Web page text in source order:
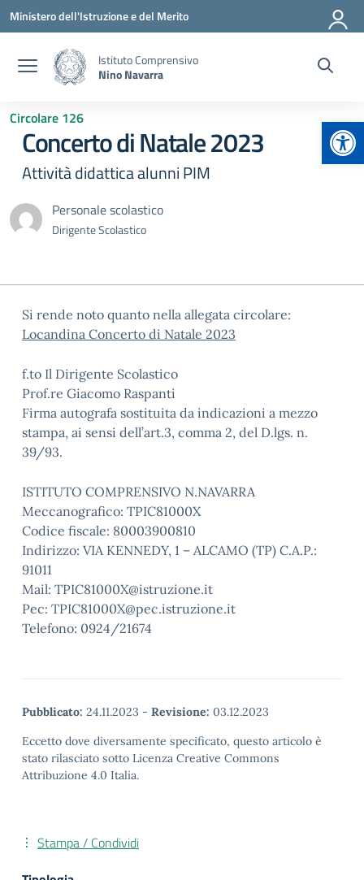
Vai ai contenuti
Vai al menu di navigazione
Vai al footer
Ministero dell'Istruzione e del Merito
Istituto Comprensivo
Nino Navarra
Circolare 126
Concerto di Natale 2023
Attività didattica alunni PIM
Personale scolastico
Dirigente Scolastico
Si rende noto quanto nella allegata circolare:
Locandina Concerto di Natale 2023
f.to Il Dirigente Scolastico
Prof.re Giacomo Raspanti
Firma autografa sostituita da indicazioni a mezzo
stampa, ai sensi dell’art.3, comma 2, del D.lgs. n.
39/93.
ISTITUTO COMPRENSIVO N.NAVARRA
Meccanografico: TPIC81000X
Codice fiscale: 80003900810
Indirizzo: VIA KENNEDY, 1 – ALCAMO (TP) C.A.P.:
91011
Mail: TPIC81000X@istruzione.it
Pec: TPIC81000X@pec.istruzione.it
Telefono: 0924/21674
Pubblicato: 24.11.2023 - Revisione: 03.12.2023
Eccetto dove diversamente specificato, questo articolo è
stato rilasciato sotto Licenza Creative Commons
Attribuzione 4.0 Italia.
Stampa / Condividi